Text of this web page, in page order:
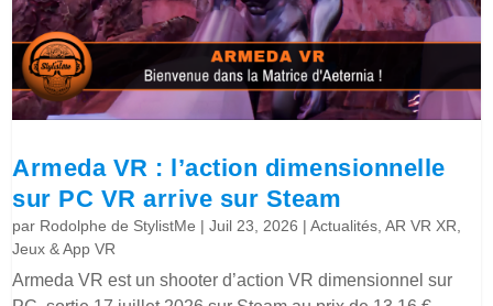
Armeda VR : l’action dimensionnelle
sur PC VR arrive sur Steam
par Rodolphe de StylistMe |Juil 23, 2026 |Actualités ,AR VR XR
Jeux & App VR
Armeda VR est un shooter d’action VR dimensionnel sur